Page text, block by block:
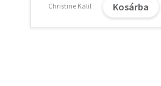
Christine Kalil Kosárba